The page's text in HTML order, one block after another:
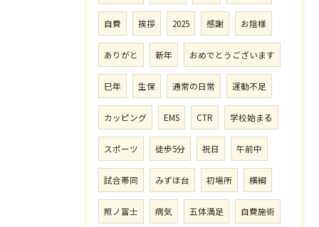
自費 挨拶 2025 感謝 お陰様
ありがと 新年 おめでとうございます
巳年 生保 通常の日常 運動不足
カッピング EMS CTR 学校始まる
スポーツ 徒歩5分 祝日 午前中
試合帯同 みずほ台 初場所 横綱
照ノ富士 病気 五体満足 自費施術